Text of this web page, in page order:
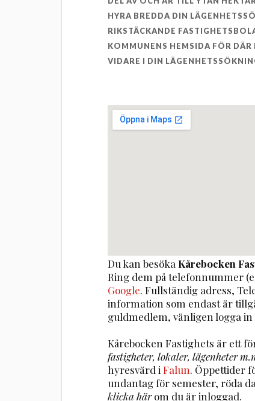
HYRA BREDDA DIN
RIKSTÄCKANDE
KOMMUNENS HEMSIDA FÖR
VIDARE I DIN
Du kan besöka Kårebocken
Ring dem på telefonnummer
Google. Fullständig adress,
information som endast är
guldmedlem, vänligen logga in
Kårebocken Fastighets är ett
fastigheter, lokaler, lägenheter
hyresvärd iFalun. Öppettider
undantag för semester, röda
klicka härom du är inloggad.